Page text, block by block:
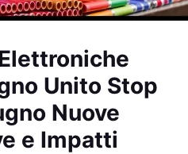
Unito Stop
Nuove
e Impatti